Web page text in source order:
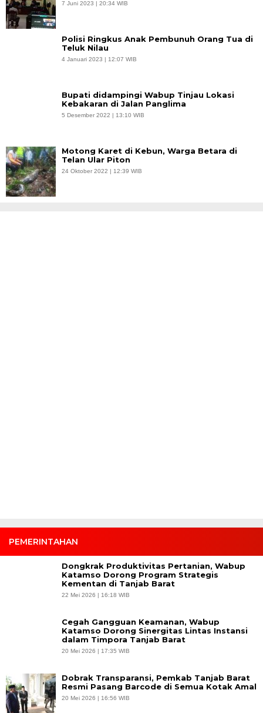
7 Juni 2023 | 20:34 WIB
Polisi Ringkus Anak Pembunuh Orang Tua di
Teluk Nilau
4 Januari 2023 | 12:07 WIB
Bupati didampingi Wabup Tinjau Lokasi
Kebakaran di Jalan Panglima
5 Desember 2022 | 13:10 WIB
Motong Karet di Kebun, Warga Betara di
Telan Ular Piton
24 Oktober 2022 | 12:39 WIB
PEMERINTAHAN
Dongkrak Produktivitas Pertanian, Wabup
Katamso Dorong Program Strategis
Kementan di Tanjab Barat
22 Mei 2026 | 16:18 WIB
Cegah Gangguan Keamanan, Wabup
Katamso Dorong Sinergitas Lintas Instansi
dalam Timpora Tanjab Barat
20 Mei 2026 | 17:35 WIB
Dobrak Transparansi, Pemkab Tanjab Barat
Resmi Pasang Barcode di Semua Kotak Amal
20 Mei 2026 | 16:56 WIB